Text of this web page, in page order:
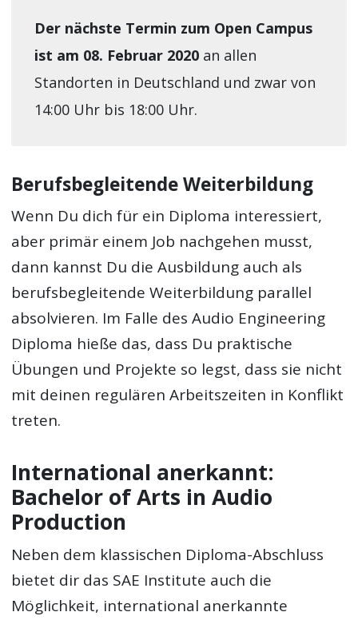
Der nächste Termin zum Open Campus
ist am 08. Februar 2020an allen
Standorten in Deutschland und zwar von
14:00 Uhr bis 18:00 Uhr.
Berufsbegleitende Weiterbildung
Wenn Du dich für ein Diploma interessiert,
aber primär einem Job nachgehen musst,
dann kannst Du die Ausbildung auch als
berufsbegleitende Weiterbildung parallel
absolvieren. Im Falle des Audio Engineering
Diploma hieße das, dass Du praktische
Übungen und Projekte so legst, dass sie nicht
mit deinen regulären Arbeitszeiten in Konflikt
treten.
International anerkannt:
Bachelor of Arts in Audio
Production
Neben dem klassischen Diploma-Abschluss
bietet dir das SAE Institute auch die
Möglichkeit, international anerkannte